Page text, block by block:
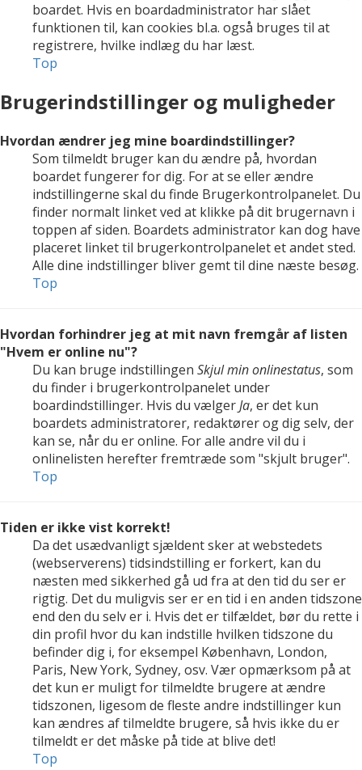
boardet. Hvis en boardadministrator har slået
funktionen til, kan cookies bl.a. også bruges til at
registrere, hvilke indlæg du har læst.
Top
Brugerindstillinger og muligheder
Hvordan ændrer jeg mine boardindstillinger?
Som tilmeldt bruger kan du ændre på, hvordan
boardet fungerer for dig. For at se eller ændre
indstillingerne skal du finde Brugerkontrolpanelet. Du
finder normalt linket ved at klikke på dit brugernavn i
toppen af siden. Boardets administrator kan dog have
placeret linket til brugerkontrolpanelet et andet sted.
Alle dine indstillinger bliver gemt til dine næste besøg.
Top
Hvordan forhindrer jeg at mit navn fremgår af listen
"Hvem er online nu"?
Du kan bruge indstillingen Skjul min onlinestatus, som
du finder i brugerkontrolpanelet under
boardindstillinger. Hvis du vælgerJa, er det kun
boardets administratorer, redaktører og dig selv, der
kan se, når du er online. For alle andre vil du i
onlinelisten herefter fremtræde som "skjult bruger".
Top
Tiden er ikke vist korrekt!
Da det usædvanligt sjældent sker at webstedets
(webserverens) tidsindstilling er forkert, kan du
næsten med sikkerhed gå ud fra at den tid du ser er
rigtig. Det du muligvis ser er en tid i en anden tidszone
end den du selv er i. Hvis det er tilfældet, bør du rette i
din profil hvor du kan indstille hvilken tidszone du
befinder dig i, for eksempel København, London,
Paris, New York, Sydney, osv. Vær opmærksom på at
det kun er muligt for tilmeldte brugere at ændre
tidszonen, ligesom de fleste andre indstillinger kun
kan ændres af tilmeldte brugere, så hvis ikke du er
tilmeldt er det måske på tide at blive det!
Top